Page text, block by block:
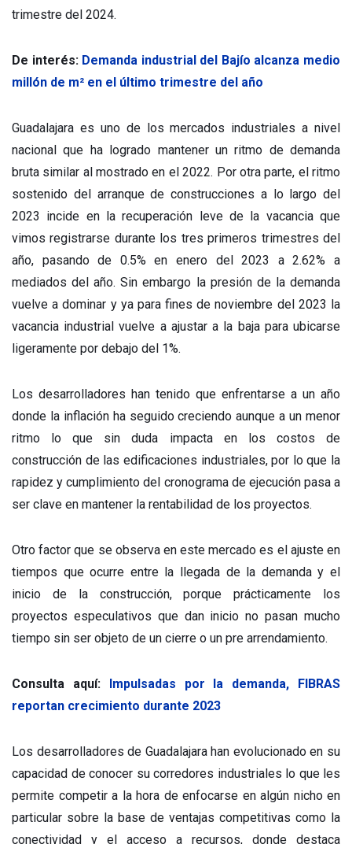
trimestre del 2024.
De interés: Demanda industrial del Bajío alcanza medio
millón de m² en el último trimestre del año
Guadalajara es uno de los mercados industriales a nivel
nacional que ha logrado mantener un ritmo de demanda
bruta similar al mostrado en el 2022. Por otra parte, el ritmo
sostenido del arranque de construcciones a lo largo del
2023 incide en la recuperación leve de la vacancia que
vimos registrarse durante los tres primeros trimestres del
año, pasando de 0.5% en enero del 2023 a 2.62% a
mediados del año. Sin embargo la presión de la demanda
vuelve a dominar y ya para fines de noviembre del 2023 la
vacancia industrial vuelve a ajustar a la baja para ubicarse
ligeramente por debajo del 1%.
Los desarrolladores han tenido que enfrentarse a un año
donde la inflación ha seguido creciendo aunque a un menor
ritmo lo que sin duda impacta en los costos de
construcción de las edificaciones industriales, por lo que la
rapidez y cumplimiento del cronograma de ejecución pasa a
ser clave en mantener la rentabilidad de los proyectos.
Otro factor que se observa en este mercado es el ajuste en
tiempos que ocurre entre la llegada de la demanda y el
inicio de la construcción, porque prácticamente los
proyectos especulativos que dan inicio no pasan mucho
tiempo sin ser objeto de un cierre o un pre arrendamiento.
Consulta aquí:
Impulsadas por la demanda, FIBRAS
reportan crecimiento durante 2023
Los desarrolladores de Guadalajara han evolucionado en su
capacidad de conocer su corredores industriales lo que les
permite competir a la hora de enfocarse en algún nicho en
particular sobre la base de ventajas competitivas como la
conectividad y el acceso a recursos, donde destaca